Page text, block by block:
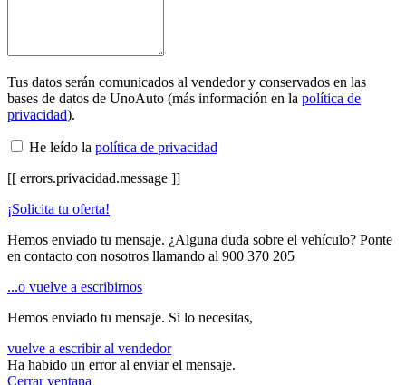
Tus datos serán comunicados al vendedor y conservados en las
bases de datos de UnoAuto (más información en la política de
privacidad).
He leído la política de privacidad
[[ errors.privacidad.message ]]
¡Solicita tu oferta!
Hemos enviado tu mensaje. ¿Alguna duda sobre el vehículo? Ponte
en contacto con nosotros llamando al 900 370 205
...o vuelve a escribirnos
Hemos enviado tu mensaje. Si lo necesitas,
vuelve a escribir al vendedor
Ha habido un error al enviar el mensaje.
Cerrar ventana